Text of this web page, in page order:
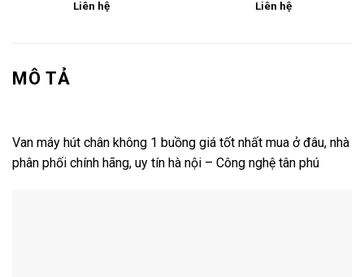
Liên hệ Liên hệ
MÔ TẢ
Van máy hút chân không 1 buồng giá tốt nhất mua ở đâu, nhà
phân phối chính hãng, uy tín hà nội – Công nghệ tân phú